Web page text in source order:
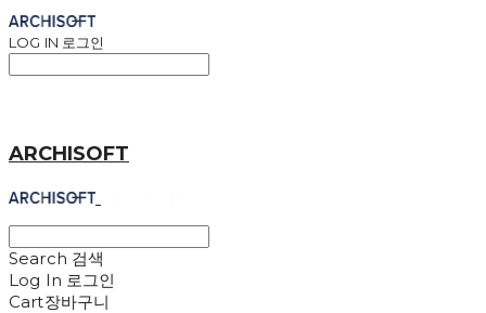
LOG IN 로그인
ARCHISOFT
Search 검색
Log In 로그인
Cart장바구니